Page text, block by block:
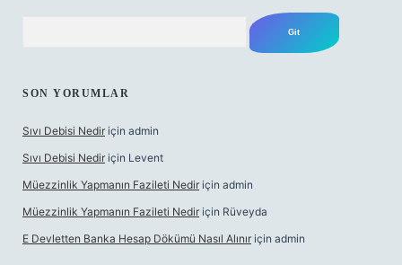
SON YORUMLAR
Sıvı Debisi Nedir için admin
Sıvı Debisi Nedir için Levent
Müezzinlik Yapmanın Fazileti Nedir için admin
Müezzinlik Yapmanın Fazileti Nedir için Rüveyda
E Devletten Banka Hesap Dökümü Nasıl Alınır için admin